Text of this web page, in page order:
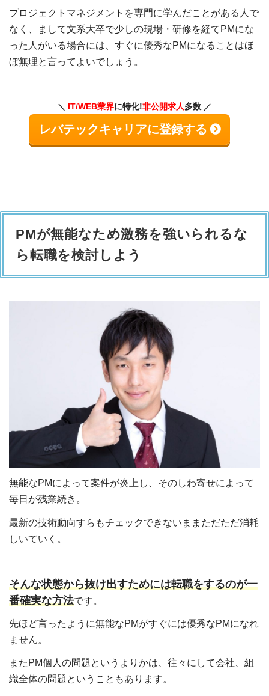
プロジェクトマネジメントを専門に学んだことがある人で
なく、まして文系大卒で少しの現場・研修を経てPMにな
った人がいる場合には、すぐに優秀なPMになることはほ
ぼ無理と言ってよいでしょう。
IT/WEB業界に特化!非公開求人多数
レバテックキャリアに登録する
PMが無能なため激務を強いられるな
ら転職を検討しよう
無能なPMによって案件が炎上し、そのしわ寄せによって
毎日が残業続き。
最新の技術動向すらもチェックできないままただただ消耗
しいていく。
そんな状態から抜け出すためには転職をするのが一
番確実な方法です。
先ほど言ったように無能なPMがすぐには優秀なPMになれ
ません。
またPM個人の問題というよりかは、往々にして会社、組
織全体の問題ということもあります。